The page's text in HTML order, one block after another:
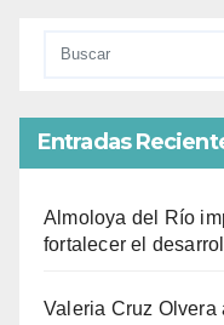
Entradas
Almoloya del Río
fortalecer el
Valeria Cruz Olvera